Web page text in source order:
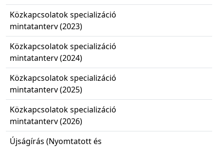
Közkapcsolatok specializáció
mintatanterv (2023)
Közkapcsolatok specializáció
mintatanterv (2024)
Közkapcsolatok specializáció
mintatanterv (2025)
Közkapcsolatok specializáció
mintatanterv (2026)
Újságírás (Nyomtatott és